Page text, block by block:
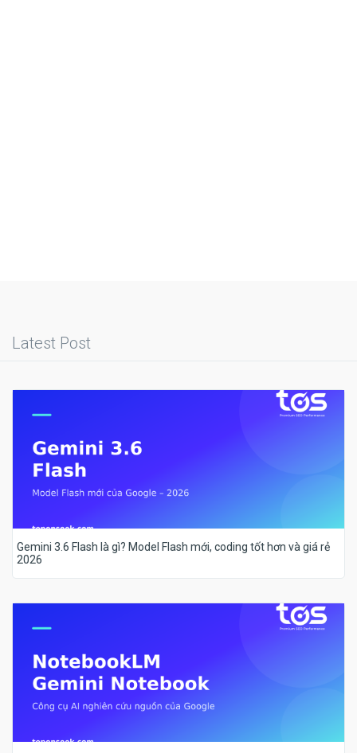
Latest Post
Gemini 3.6 Flash là gì? Model Flash mới, coding tốt hơn và giá rẻ
2026